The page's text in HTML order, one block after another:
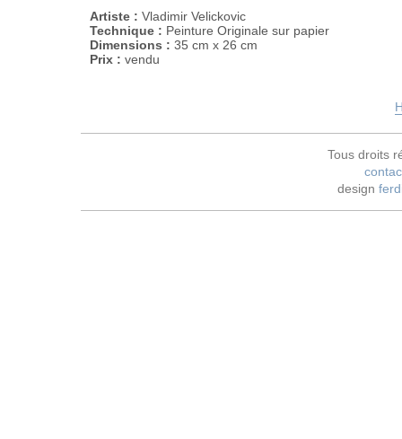
Artiste : Vladimir Velickovic
Technique : Peinture Originale sur papier
Dimensions : 35 cm x 26 cm
Prix : vendu
Tous droits
design